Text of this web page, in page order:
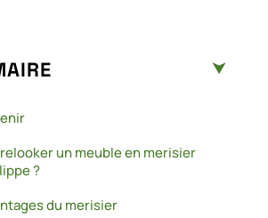
un meuble en merisier
?
du merisier